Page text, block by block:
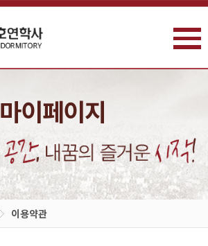
마이페이지
이용약관